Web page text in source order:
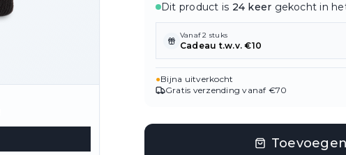
Dit product is 24 keer gekocht in
Vanaf 2 stuks
Cadeau t.w.v. €10
●Bijna uitverkocht
Gratis verzending vanaf €70